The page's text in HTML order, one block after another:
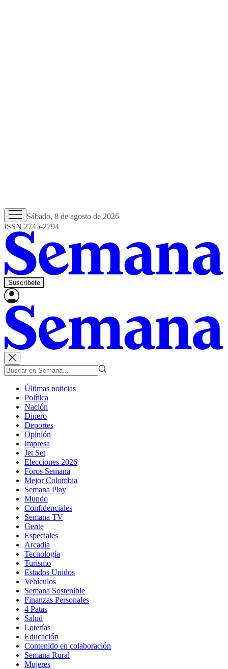
Sábado, 8 de agosto de 2026
ISSN 2745-2794
Suscríbete
Últimas noticias
Política
Nación
Dinero
Deportes
Opinión
Impresa
Jet Set
Elecciones 2026
Foros Semana
Mejor Colombia
Semana Play
Mundo
Confidenciales
Semana TV
Gente
Especiales
Arcadia
Tecnología
Turismo
Estados Unidos
Vehículos
Semana Sostenible
Finanzas Personales
4 Patas
Salud
Loterías
Educación
Contenido en colaboración
Semana Rural
Mujeres